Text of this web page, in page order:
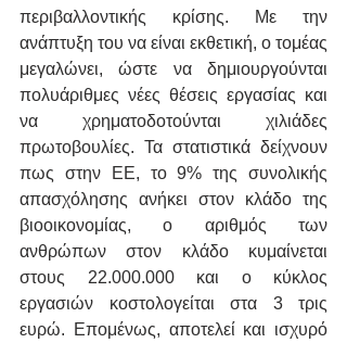
περιβαλλοντικής κρίσης. Με την
ανάπτυξη του να είναι εκθετική, ο τομέας
μεγαλώνει, ώστε να δημιουργούνται
πολυάριθμες νέες θέσεις εργασίας και
να χρηματοδοτούνται χιλιάδες
πρωτοβουλίες. Τα στατιστικά δείχνουν
πως στην ΕΕ, το 9% της συνολικής
απασχόλησης ανήκει στον κλάδο της
βιοοικονομίας, ο αριθμός των
ανθρώπων στον κλάδο κυμαίνεται
στους 22.000.000 και ο κύκλος
εργασιών κοστολογείται στα 3 τρις
ευρώ. Επομένως, αποτελεί και ισχυρό